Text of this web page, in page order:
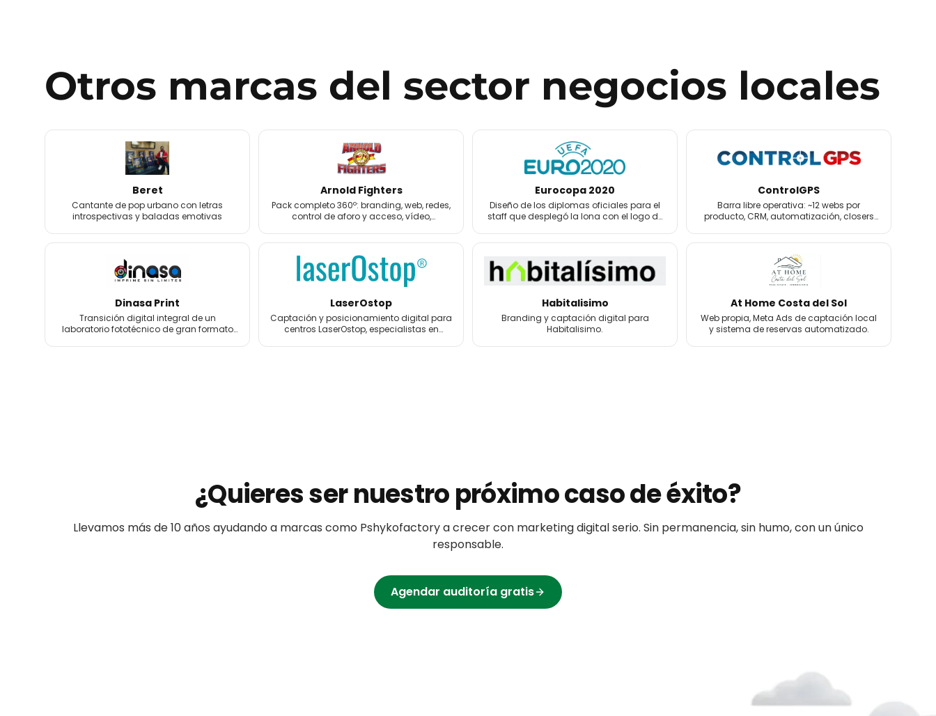
Otros marcas del sector negocios locales
Beret
Cantante de pop urbano con letras
introspectivas y baladas emotivas
Arnold Fighters
Pack completo 360º: branding, web, redes,
control de aforo y acceso, vídeo,
Eurocopa 2020
Diseño de los diplomas oficiales para el
staff que desplegó la lona con el logo de
ControlGPS
Barra libre operativa: ~12 webs por
producto, CRM, automatización, closers
Dinasa Print
Transición digital integral de un
laboratorio fototécnico de gran formato
LaserOstop
Captación y posicionamiento digital para
centros LaserOstop, especialistas en
Habitalisimo
Branding y captación digital para
Habitalisimo.
At Home Costa del Sol
Web propia, Meta Ads de captación local
y sistema de reservas automatizado.
¿Quieres ser nuestro próximo caso de éxito?
Llevamos más de 10 años ayudando a marcas como Pshykofactorya crecer con marketing digital serio. Sin permanencia, sin humo, con un único
responsable.
Agendar auditoría gratis